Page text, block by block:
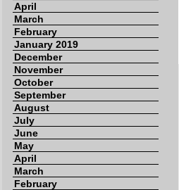
April
March
February
January 2019
December
November
October
September
August
July
June
May
April
March
February